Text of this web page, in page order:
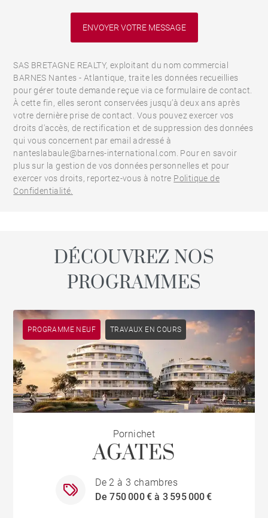
SAS BRETAGNE REALTY, exploitant du nom commercial
BARNES Nantes - Atlantique, traite les données recueillies
pour gérer toute demande reçue via ce formulaire de contact.
À cette fin, elles seront conservées jusqu’à deux ans après
votre dernière prise de contact. Vous pouvez exercer vos
droits d'accès, de rectification et de suppression des données
qui vous concernent par email adressé à
nanteslabaule@barnes-international.com. Pour en savoir
plus sur la gestion de vos données personnelles et pour
exercer vos droits, reportez-vous à notre Politique de
Confidentialité.
DÉCOUVREZ NOS
PROGRAMMES
PROGRAMME NEUF TRAVAUX EN COURS
Pornichet
AGATES
De 2 à 3 chambres
De 750 000 € à 3 595 000 €